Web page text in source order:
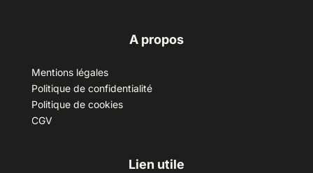
A propos
Mentions légales
Politique de confidentialité
Politique de cookies
CGV
Lien utile